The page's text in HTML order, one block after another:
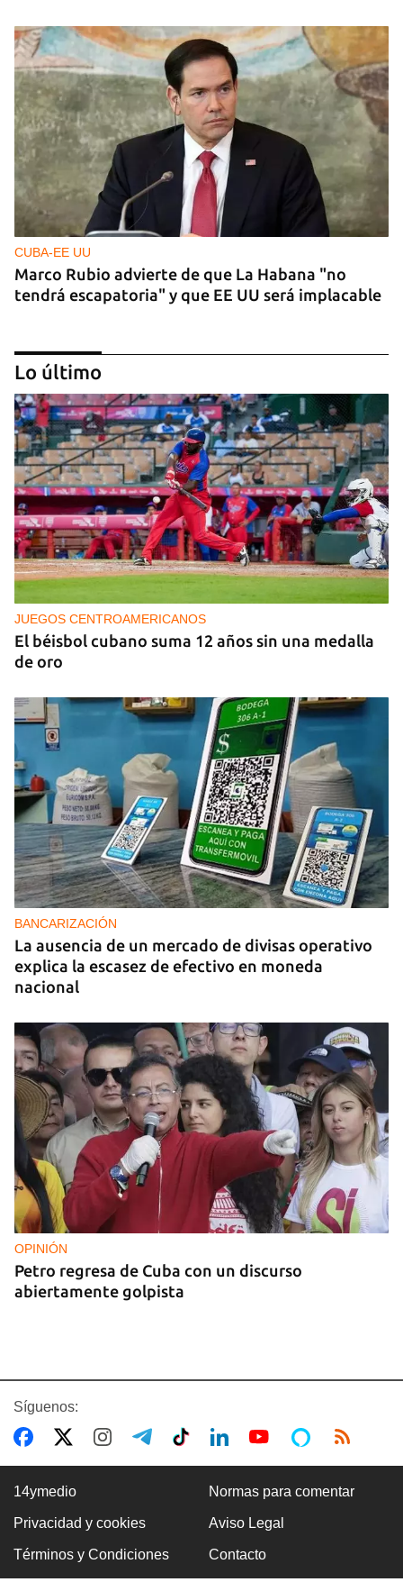
CUBA-EE UU
Marco Rubio advierte de que La Habana "no
tendrá escapatoria" y que EE UU será implacable
PODCAST
Cafecito informativo del viernes 7 de agosto de
2026
Lo último
JUEGOS CENTROAMERICANOS
El béisbol cubano suma 12 años sin una medalla
de oro
BANCARIZACIÓN
La ausencia de un mercado de divisas operativo
explica la escasez de efectivo en moneda
nacional
OPINIÓN
Petro regresa de Cuba con un discurso
abiertamente golpista
14YMEDIO
Edición impresa del 7 de agosto de 2026
Síguenos:
14ymedio Normas para comentar
Privacidad y cookies Aviso Legal
Términos y Condiciones Contacto